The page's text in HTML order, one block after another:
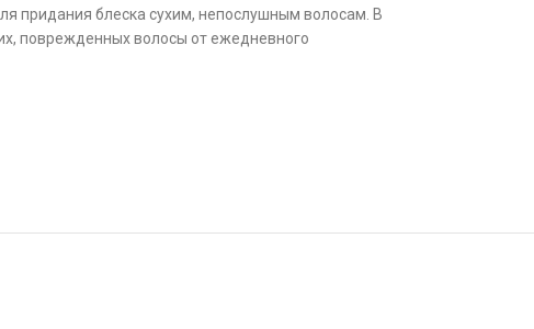
придания блеска сухим, непослушным волосам. В
поврежденных волосы от ежедневного